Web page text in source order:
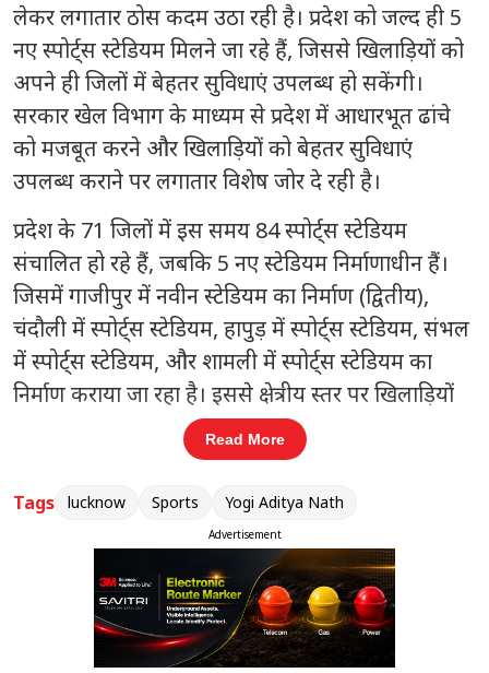
लेकर लगातार ठोस कदम उठा रही है। प्रदेश को जल्द ही 5
नए स्पोर्ट्स स्टेडियम मिलने जा रहे हैं, जिससे खिलाड़ियों को
अपने ही जिलों में बेहतर सुविधाएं उपलब्ध हो सकेंगी।
सरकार खेल विभाग के माध्यम से प्रदेश में आधारभूत ढांचे
को मजबूत करने और खिलाड़ियों को बेहतर सुविधाएं
उपलब्ध कराने पर लगातार विशेष जोर दे रही है।
प्रदेश के 71 जिलों में इस समय 84 स्पोर्ट्स स्टेडियम
संचालित हो रहे हैं, जबकि 5 नए स्टेडियम निर्माणाधीन हैं।
जिसमें गाजीपुर में नवीन स्टेडियम का निर्माण (द्वितीय),
चंदौली में स्पोर्ट्स स्टेडियम, हापुड़ में स्पोर्ट्स स्टेडियम, संभल
में स्पोर्ट्स स्टेडियम, और शामली में स्पोर्ट्स स्टेडियम का
निर्माण कराया जा रहा है। इससे क्षेत्रीय स्तर पर खिलाड़ियों
को बेहतर प्लेटफॉर्म मिल सकेगा।
योगी सरकार की योजनाओं व प्रोत्साहन से
बढ़ा बुनकरों का भरोसा
Read More
Tags lucknow Sports Yogi Aditya Nath
Advertisement